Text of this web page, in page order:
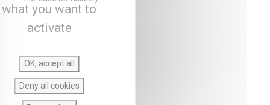
what you want to
activate
OK, accept all
Deny all cookies